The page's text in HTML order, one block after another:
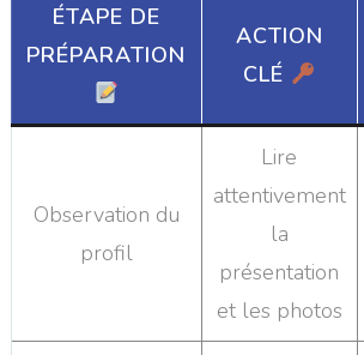
ÉTAPE DE
PRÉPARATION
ACTION
CLÉ
Observation du
profil
Lire
attentivement
la
présentation
et les photos